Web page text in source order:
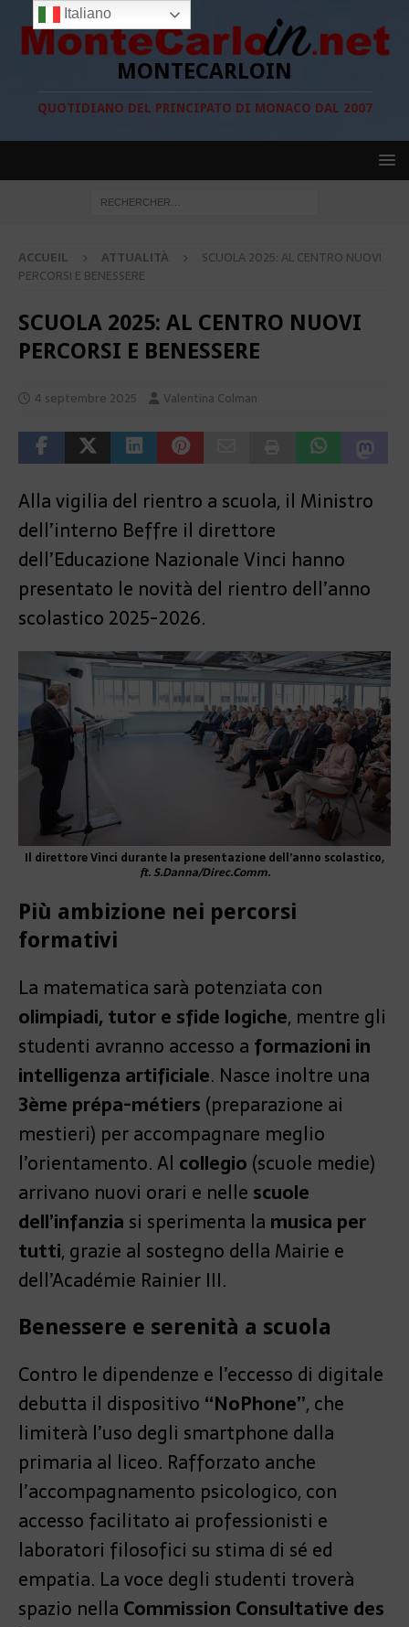
MONTECARLOIN
QUOTIDIANO DEL PRINCIPATO DI MONACO DAL 2007
ACCUEIL ATTUALITÀ
SCUOLA 2025: AL CENTRO NUOVI
PERCORSI E BENESSERE
SCUOLA 2025: AL CENTRO NUOVI
PERCORSI E BENESSERE
4 septembre 2025 Valentina Colman
Alla vigilia del rientro a scuola, il Ministro
dell’interno Beffre il direttore
dell’Educazione Nazionale Vinci hanno
presentato le novità del rientro dell’anno
scolastico 2025-2026.
Il direttore Vinci durante la presentazione dell’anno scolastico,
ft. S.Danna/Direc.Comm.
Più ambizione nei percorsi
formativi
La matematica sarà potenziata con
olimpiadi, tutor e sfide logiche, mentre gli
studenti avranno accesso a formazioni in
intelligenza artificiale. Nasce inoltre una
3ème prépa-métiers (preparazione ai
mestieri) per accompagnare meglio
l’orientamento. Al collegio (scuole medie)
arrivano nuovi orari e nelle scuole
dell’infanzia si sperimenta la musica per
tutti, grazie al sostegno della Mairie e
dell’Académie Rainier III.
Benessere e serenità a scuola
Contro le dipendenze e l’eccesso di digitale
debutta il dispositivo “NoPhone”, che
limiterà l’uso degli smartphone dalla
primaria al liceo. Rafforzato anche
l’accompagnamento psicologico, con
accesso facilitato ai professionisti e
laboratori filosofici su stima di sé ed
empatia. La voce degli studenti troverà
spazio nella Commission Consultative des
Italiano